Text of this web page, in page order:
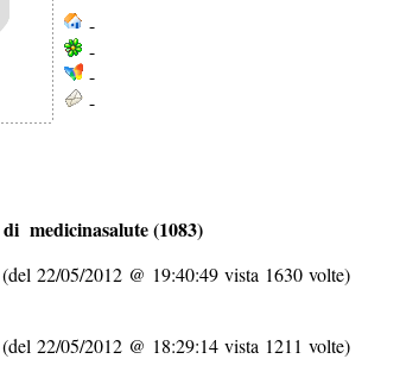
-
-
-
-
medicinasalute (1083)
(del 22/05/2012 @ 19:40:49 vista 1630 volte)
(del 22/05/2012 @ 18:29:14 vista 1211 volte)